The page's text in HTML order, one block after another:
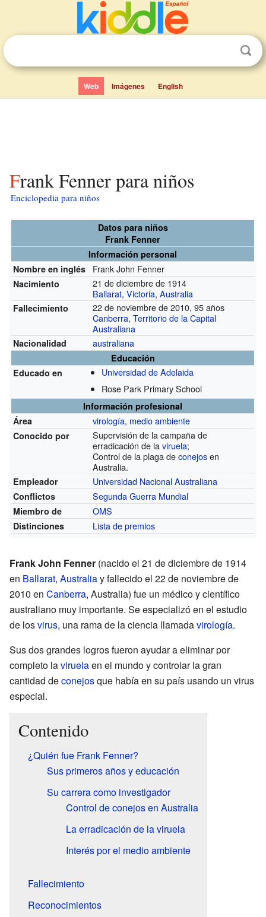
Web Imágenes English
Frank Fenner para niños
Enciclopedia para niños
Datos para niños
Frank Fenner
Información personal
Nombre en inglés
Frank John Fenner
Nacimiento
21 de diciembre de 1914
Ballarat,Victoria,Australia
Fallecimiento
22 de noviembre de 2010, 95 años
Canberra,Territorio de la Capital
Australiana
Nacionalidad australiana
Educación
Educado en
Universidad de Adelaida
Rose Park Primary School
Información profesional
Área
virología, medio ambiente
Conocido por
Supervisión de la campaña de
erradicación de laviruela;
Control de la plaga deconejosen
Australia.
Empleador Universidad Nacional Australiana
Conflictos Segunda Guerra Mundial
Miembro de OMS
Distinciones Lista de premios
Frank John Fenner (nacido el 21 de diciembre de 1914
en Ballarat, Australiay fallecido el 22 de noviembre de
2010 en Canberra, Australia) fue un médico y científico
australiano muy importante. Se especializó en el estudio
de losvirus, una rama de la ciencia llamadavirología.
Sus dos grandes logros fueron ayudar a eliminar por
completo laviruelaen el mundo y controlar la gran
cantidad deconejosque había en su país usando un virus
especial.
Contenido
¿Quién fue Frank Fenner?
Sus primeros años y educación
Su carrera como investigador
Control de conejos en Australia
La erradicación de la viruela
Interés por el medio ambiente
Fallecimiento
Reconocimientos